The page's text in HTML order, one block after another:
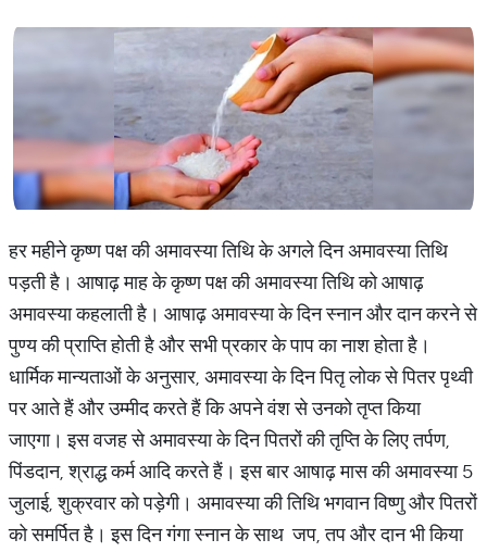
हर महीने कृष्ण पक्ष की अमावस्या तिथि के अगले दिन अमावस्या तिथि
पड़ती है। आषाढ़ माह के कृष्ण पक्ष की अमावस्या तिथि को आषाढ़
अमावस्या कहलाती है। आषाढ़ अमावस्या के दिन स्नान और दान करने से
पुण्य की प्राप्ति होती है और सभी प्रकार के पाप का नाश होता है।
धार्मिक मान्यताओं के अनुसार, अमावस्या के दिन पितृ लोक से पितर पृथ्वी
पर आते हैं और उम्मीद करते हैं कि अपने वंश से उनको तृप्त किया
जाएगा। इस वजह से अमावस्या के दिन पितरों की तृप्ति के लिए तर्पण,
पिंडदान, श्राद्ध कर्म आदि करते हैं। इस बार आषाढ़ मास की अमावस्या 5
जुलाई, शुक्रवार को पड़ेगी। अमावस्या की तिथि भगवान विष्णु और पितरों
को समर्पित है। इस दिन गंगा स्नान के साथ जप, तप और दान भी किया